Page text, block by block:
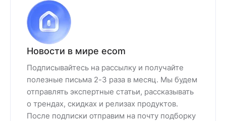
Новости в мире ecom
Подписывайтесь на рассылку и получайте
полезные письма 2-3 раза в месяц. Мы будем
отправлять экспертные статьи, рассказывать
о трендах, скидках и релизах продуктов.
После подписки отправим на почту подборку